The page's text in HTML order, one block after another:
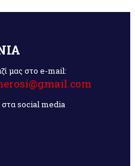
μας στο e-mail:
social media